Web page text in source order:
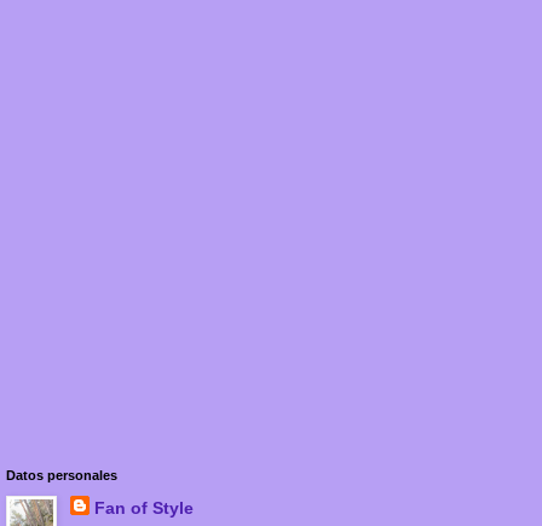
Datos personales
Fan of Style